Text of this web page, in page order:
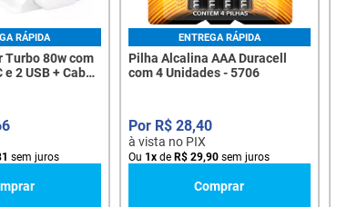
RÁPIDA
Turbo 80w com
2 USB + Cabo
sem juros
ENTREGA RÁPIDA
Pilha Alcalina AAA Duracell
com 4 Unidades - 5706
R$ 28,40
à vista no PIX
Ou 1 xde R$ 29,90sem juros
Comprar